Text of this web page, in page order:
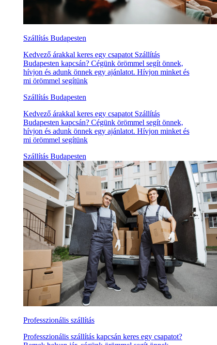
Szállítás Budapesten
Kedvező árakkal keres egy csapatot Szállítás
Budapesten kapcsán? Cégünk örömmel segít önnek,
hívjon és adunk önnek egy ajánlatot. Hívjon minket és
mi örömmel segítünk
Szállítás Budapesten
Kedvező árakkal keres egy csapatot Szállítás
Budapesten kapcsán? Cégünk örömmel segít önnek,
hívjon és adunk önnek egy ajánlatot. Hívjon minket és
mi örömmel segítünk
Szállítás Budapesten
Professzionális szállítás
Professzionális szállítás kapcsán keres egy csapatot?